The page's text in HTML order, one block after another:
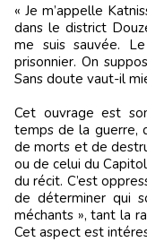
« Je m’appelle
dans le district
me suis sauvée.
prisonnier. On
Sans doute vaut-il
Cet ouvrage est
temps de la guerre,
de morts et de
ou de celui du
du récit. C’est
de déterminer qui
méchants », tant la
Cet aspect est